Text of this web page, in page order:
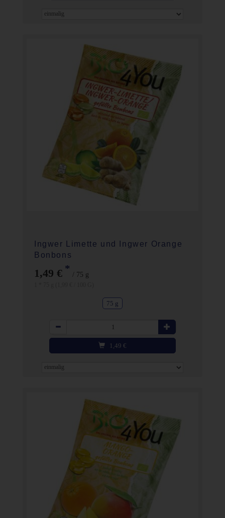
Ingwer Limette und Ingwer Orange
Bonbons
1,49 € * / 75 g
75 g
Anzahl
1,49 €